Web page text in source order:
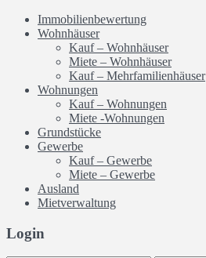
Immobilienbewertung
Wohnhäuser
Kauf – Wohnhäuser
Miete – Wohnhäuser
Kauf – Mehrfamilienhäuser
Wohnungen
Kauf – Wohnungen
Miete -Wohnungen
Grundstücke
Gewerbe
Kauf – Gewerbe
Miete – Gewerbe
Ausland
Mietverwaltung
Login